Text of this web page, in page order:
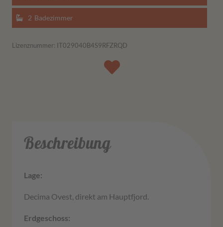
Badezimmer
2
Lizenznummer: IT029040B4S9RFZRQD
Beschreibung
Lage:
Decima Ovest, direkt am Hauptfjord.
Erdgeschoss: